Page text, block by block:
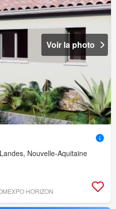
Voir la photo
Nouvelle-Aquitaine
HORIZON